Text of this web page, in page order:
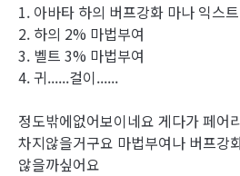
1. 아바타 하의 버프강화 마나 익스
2. 하의 2% 마법부여
3. 벨트 3% 마법부여
4. 귀......걸이......
정도밖에없어보이네요 게다가 페어
차지않을거구요 마법부여나 버프강
않을까싶어요